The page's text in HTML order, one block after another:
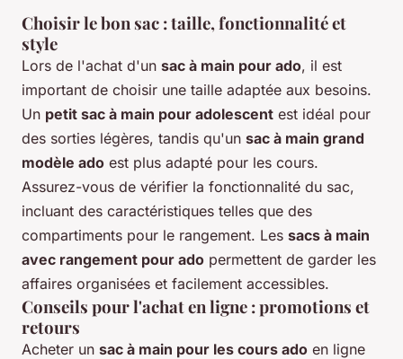
Choisir le bon sac : taille, fonctionnalité et
style
Lors de l'achat d'un sac à main pour ado, il est
important de choisir une taille adaptée aux besoins.
Un petit sac à main pour adolescent est idéal pour
des sorties légères, tandis qu'un sac à main grand
modèle ado est plus adapté pour les cours.
Assurez-vous de vérifier la fonctionnalité du sac,
incluant des caractéristiques telles que des
compartiments pour le rangement. Les sacs à main
avec rangement pour ado permettent de garder les
affaires organisées et facilement accessibles.
Conseils pour l'achat en ligne : promotions et
retours
Acheter un sac à main pour les cours ado en ligne